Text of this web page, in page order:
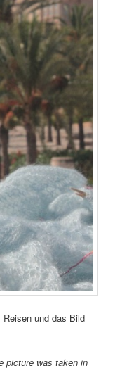
und das Bild
picture was taken in